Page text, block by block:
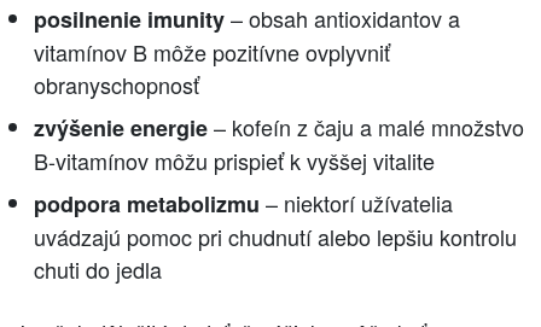
posilnenie imunity– obsah antioxidantov a
vitamínov B môže pozitívne ovplyvniť
obranyschopnosť
zvýšenie energie– kofeín z čaju a malé množstvo
B-vitamínov môžu prispieť k vyššej vitalite
podpora metabolizmu – niektorí užívatelia
uvádzajú pomoc pri chudnutí alebo lepšiu kontrolu
chuti do jedla